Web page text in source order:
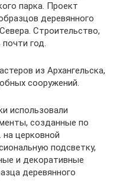
парка. Проект
деревянного
Строительство,
год.
из Архангельска,
сооружений.
использовали
созданные по
на церковной
подсветку,
и декоративные
деревянного